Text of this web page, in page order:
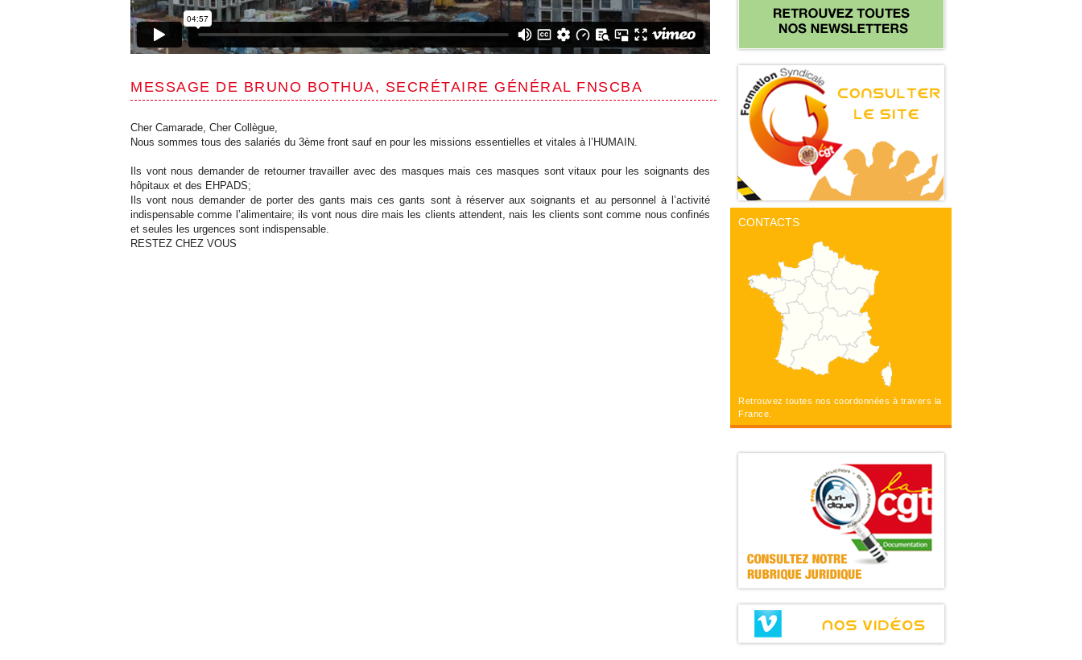
CONTACTS
Retrouvez toutes nos coordonnées à travers la
France.
MESSAGE DE BRUNO BOTHUA, SECRÉTAIRE GÉNÉRAL FNSCBA
Cher Camarade, Cher Collègue,
Nous sommes tous des salariés du 3ème front sauf en pour les missions essentielles et vitales à l’HUMAIN.
Ils vont nous demander de retourner travailler avec des masques mais ces masques sont vitaux pour les soignants des
hôpitaux et des EHPADS;
Ils vont nous demander de porter des gants mais ces gants sont à réserver aux soignants et au personnel à l’activité
indispensable comme l’alimentaire; ils vont nous dire mais les clients attendent, nais les clients sont comme nous confinés
et seules les urgences sont indispensable.
RESTEZ CHEZ VOUS